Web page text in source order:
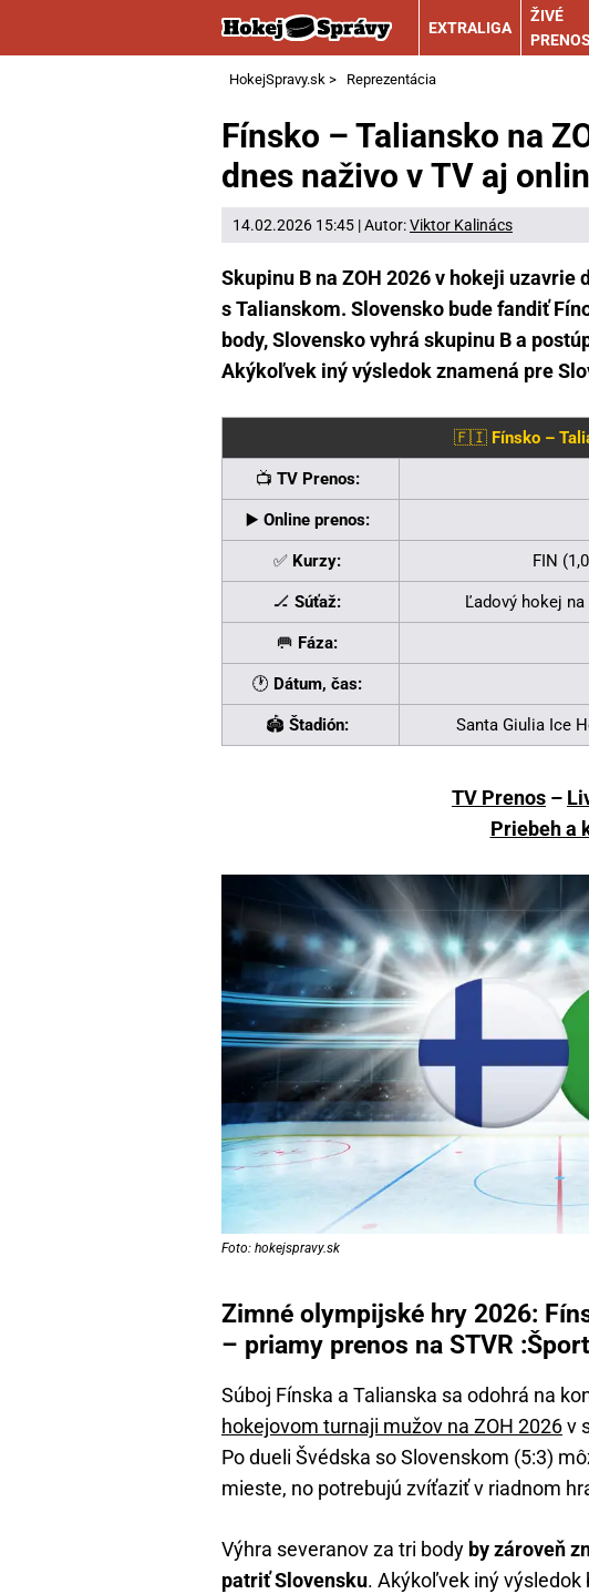
EXTRALIGA
ŽIVÉ
HokejSpravy.sk > Reprezentácia
Fínsko – Taliansko na
dnes naživo v TV aj
14.02.2026 15:45 | Autor:Viktor Kalinács
Skupinu B na ZOH 2026 v hokeji uzavrie
s Talianskom. Slovensko bude fandiť
body, Slovensko vyhrá skupinu B a
Akýkoľvek iný výsledok znamená pre
🇫🇮 Fínsko –
📺 TV Prenos:
▶️ Online prenos:
✅ Kurzy: FIN
🏒 Súťaž: Ľadový hokej
🥅 Fáza:
🕐 Dátum, čas:
🏟️ Štadión: Santa Giulia Ice
TV Prenos –
Priebeh a
Foto: hokejspravy.sk
Zimné olympijské hry 2026:
– priamy prenos na STVR :Šport
Súboj Fínska a Talianska sa odohrá na
hokejovom turnaji mužov na ZOH 2026v
Po dueli Švédska so Slovenskom (5:3)
mieste, no potrebujú zvíťaziť v riadnom
Výhra severanov za tri body by zároveň
patriť Slovensku. Akýkoľvek iný